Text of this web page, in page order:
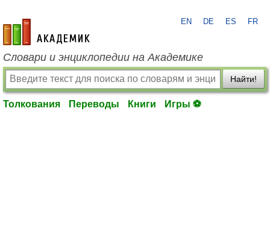
academic.ru
EN DE ES FR
Словари и энциклопедии на Академике
Найти!
Толкования Переводы Книги Игры ⚽